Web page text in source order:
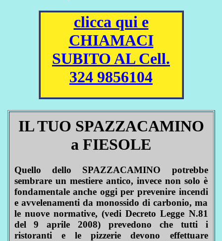
clicca qui e
CHIAMACI
SUBITO AL Cell.
324 9856104
IL TUO SPAZZACAMINO
a FIESOLE
Quello dello SPAZZACAMINO potrebbe
sembrare un mestiere antico, invece non solo è
fondamentale anche oggi per prevenire incendi
e avvelenamenti da monossido di carbonio, ma
le nuove normative, (vedi Decreto Legge N.81
del 9 aprile 2008) prevedono che tutti i
ristoranti e le pizzerie devono effettuare